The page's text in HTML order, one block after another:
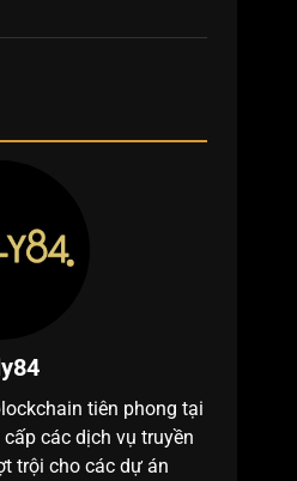
tiên phong tại
các dịch vụ truyền
trội cho các dự án